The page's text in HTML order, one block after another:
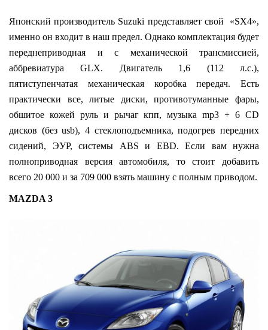
Японский производитель Suzuki представляет свой «SX4»,
именно он входит в наш предел. Однако комплектация будет
переднеприводная и с механической трансмиссией,
аббревиатура GLX. Двигатель 1,6 (112 л.с.),
пятиступенчатая механическая коробка передач. Есть
практически все, литые диски, противотуманные фары,
обшитое кожей руль и рычаг кпп, музыка mp3 + 6 CD
дисков (без usb), 4 стеклоподъемника, подогрев передних
сидений, ЭУР, сиcтемы ABS и EBD. Если вам нужна
полноприводная версия автомобиля, то стоит добавить
всего 20 000 и за 709 000 взять машину с полным приводом.
MAZDA 3